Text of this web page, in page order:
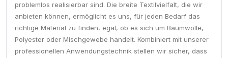
problemlos realisierbar sind. Die breite Textilvielfalt, die wir
anbieten können, ermöglicht es uns, für jeden Bedarf das
richtige Material zu finden, egal, ob es sich um Baumwolle,
Polyester oder Mischgewebe handelt. Kombiniert mit unserer
professionellen Anwendungstechnik stellen wir sicher, dass